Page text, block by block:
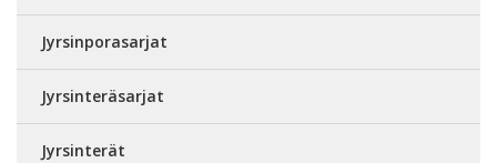
Jyrsinporasarjat
Jyrsinteräsarjat
Jyrsinterät